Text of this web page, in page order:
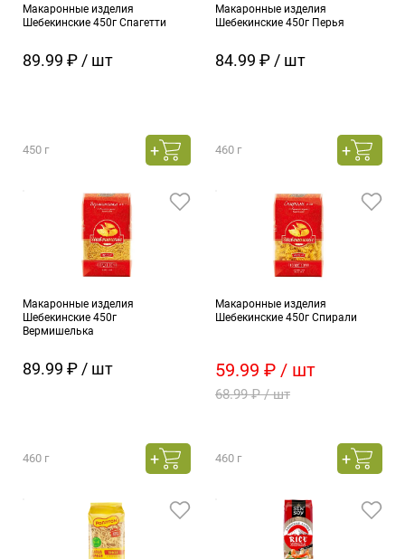
Макаронные изделия
Шебекинские 450г Спагетти
89.99 ₽ / шт
450 г
Макаронные изделия
Шебекинские 450г Перья
84.99 ₽ / шт
460 г
Макаронные изделия
Шебекинские 450г
Вермишелька
89.99 ₽ / шт
460 г
Макаронные изделия
Шебекинские 450г Спирали
59.99 ₽ / шт
68.99 ₽ / шт
460 г